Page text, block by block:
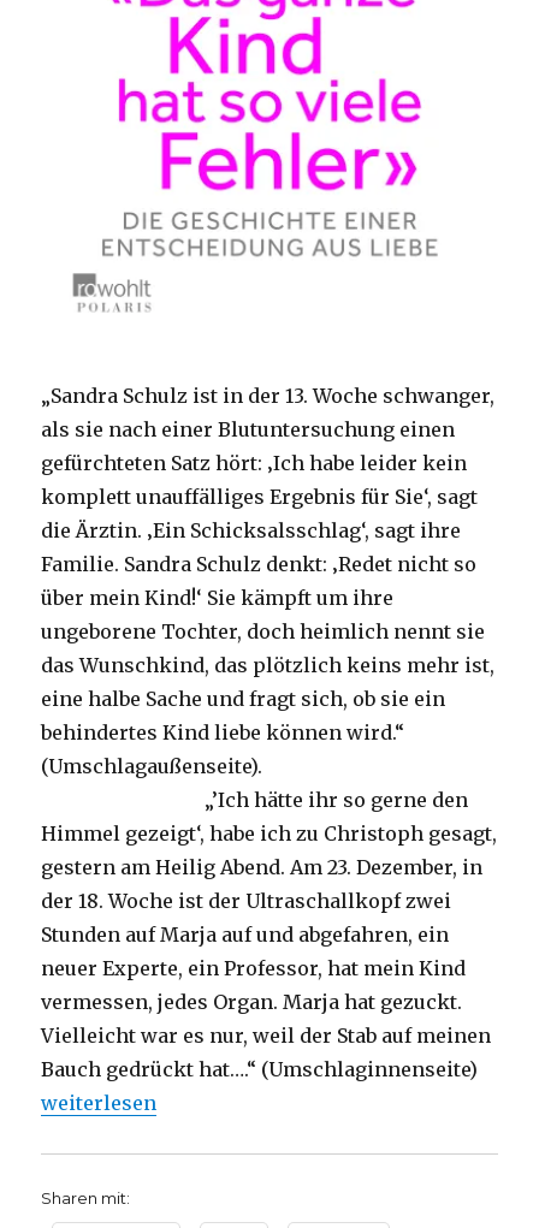
„Sandra Schulz ist in der 13. Woche schwanger,
als sie nach einer Blutuntersuchung einen
gefürchteten Satz hört: ‚Ich habe leider kein
komplett unauffälliges Ergebnis für Sie‘, sagt
die Ärztin. ‚Ein Schicksalsschlag‘, sagt ihre
Familie. Sandra Schulz denkt: ‚Redet nicht so
über mein Kind!‘ Sie kämpft um ihre
ungeborene Tochter, doch heimlich nennt sie
das Wunschkind, das plötzlich keins mehr ist,
eine halbe Sache und fragt sich, ob sie ein
behindertes Kind liebe können wird.“
(Umschlagaußenseite).
„’Ich hätte ihr so gerne den
Himmel gezeigt‘, habe ich zu Christoph gesagt,
gestern am Heilig Abend. Am 23. Dezember, in
der 18. Woche ist der Ultraschallkopf zwei
Stunden auf Marja auf und abgefahren, ein
neuer Experte, ein Professor, hat mein Kind
vermessen, jedes Organ. Marja hat gezuckt.
Vielleicht war es nur, weil der Stab auf meinen
Bauch gedrückt hat….“ (Umschlaginnenseite)
„Entscheidung zum Leben, Rezension von
weiterlesen
Sharen mit: